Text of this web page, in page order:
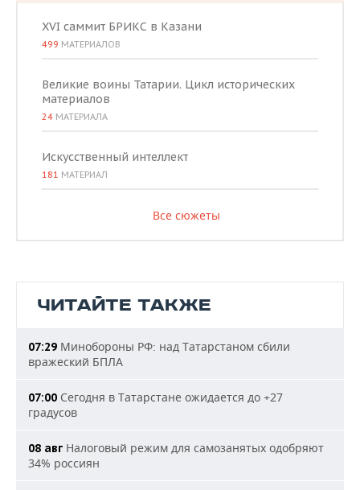
XVI саммит БРИКС в Казани
499 МАТЕРИАЛОВ
Великие воины Татарии. Цикл исторических
материалов
24 МАТЕРИАЛА
Искусственный интеллект
181 МАТЕРИАЛ
Все сюжеты
ЧИТАЙТЕ ТАКЖЕ
07:29 Минобороны РФ: над Татарстаном сбили
вражеский БПЛА
07:00 Сегодня в Татарстане ожидается до +27
градусов
08 авг Налоговый режим для самозанятых одобряют
34% россиян